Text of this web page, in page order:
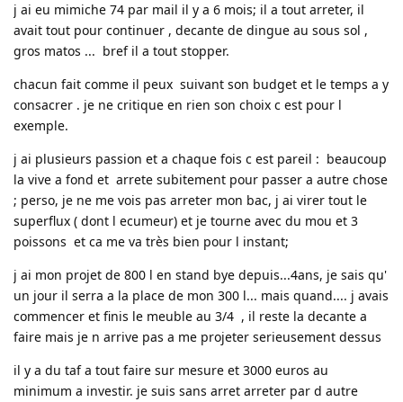
j ai eu mimiche 74 par mail il y a 6 mois; il a tout arreter, il
avait tout pour continuer , decante de dingue au sous sol ,
gros matos ... bref il a tout stopper.
chacun fait comme il peux suivant son budget et le temps a y
consacrer . je ne critique en rien son choix c est pour l
exemple.
j ai plusieurs passion et a chaque fois c est pareil : beaucoup
la vive a fond et arrete subitement pour passer a autre chose
; perso, je ne me vois pas arreter mon bac, j ai virer tout le
superflux ( dont l ecumeur) et je tourne avec du mou et 3
poissons et ca me va très bien pour l instant;
j ai mon projet de 800 l en stand bye depuis...4ans, je sais qu'
un jour il serra a la place de mon 300 l... mais quand.... j avais
commencer et finis le meuble au 3/4 , il reste la decante a
faire mais je n arrive pas a me projeter serieusement dessus
il y a du taf a tout faire sur mesure et 3000 euros au
minimum a investir. je suis sans arret arreter par d autre